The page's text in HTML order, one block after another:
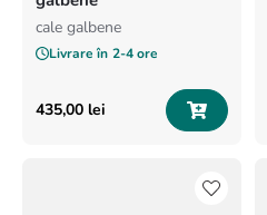
cale galbene
Livrare în 2-4 ore
435,00 lei